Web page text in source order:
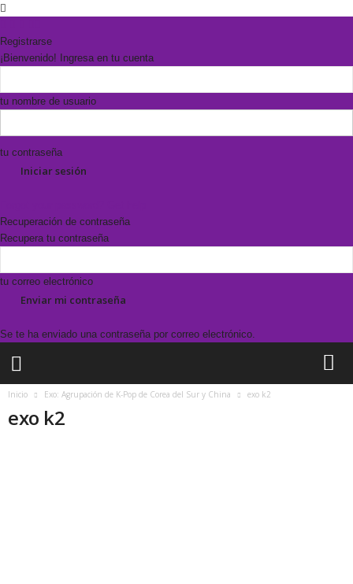
Registrarse
¡Bienvenido! Ingresa en tu cuenta
tu nombre de usuario
tu contraseña
Recuperación de contraseña
Recupera tu contraseña
tu correo electrónico
Se te ha enviado una contraseña por correo electrónico.
Inicio Exo: Agrupación de K-Pop de Corea del Sur y China exo k2
exo k2